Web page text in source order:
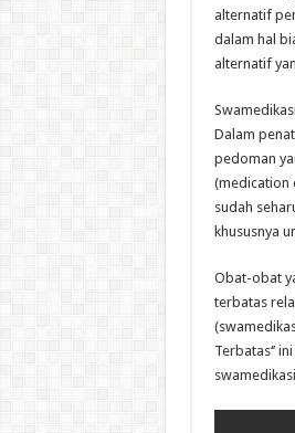
alternatif
dalam hal
alternatif
Dalam
pedoman
(medication
sudah
khususnya
Obat-obat
terbatas
Terbatas‘’